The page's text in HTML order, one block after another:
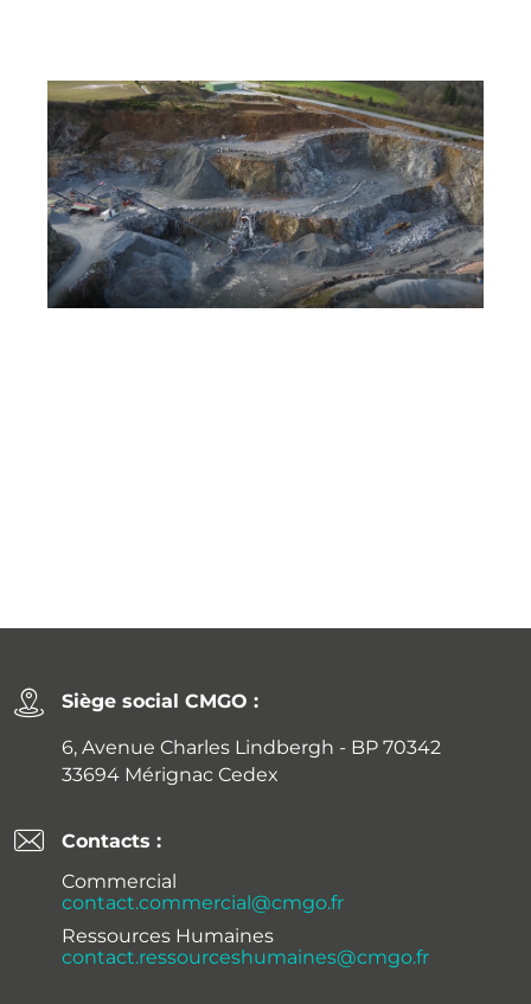
Siège social CMGO :
6, Avenue Charles Lindbergh - BP 70342
33694 Mérignac Cedex
Contacts :
Commercial
contact.commercial@cmgo.fr
Ressources Humaines
contact.ressourceshumaines@cmgo.fr